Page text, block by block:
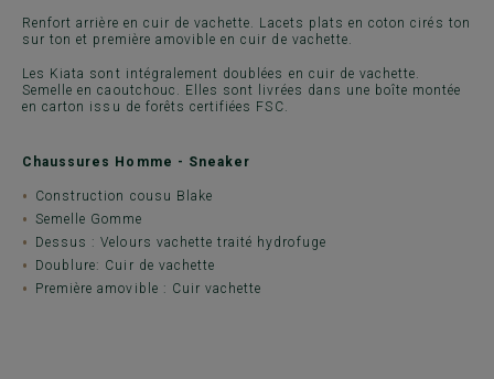
Renfort arrière en cuir de vachette. Lacets plats en coton cirés ton
sur ton et première amovible en cuir de vachette.
Les Kiata sont intégralement doublées en cuir de vachette.
Semelle en caoutchouc. Elles sont livrées dans une boîte montée
en carton issu de forêts certifiées FSC.
Chaussures Homme - Sneaker
Construction cousu Blake
Semelle Gomme
Dessus : Velours vachette traité hydrofuge
Doublure: Cuir de vachette
Première amovible : Cuir vachette